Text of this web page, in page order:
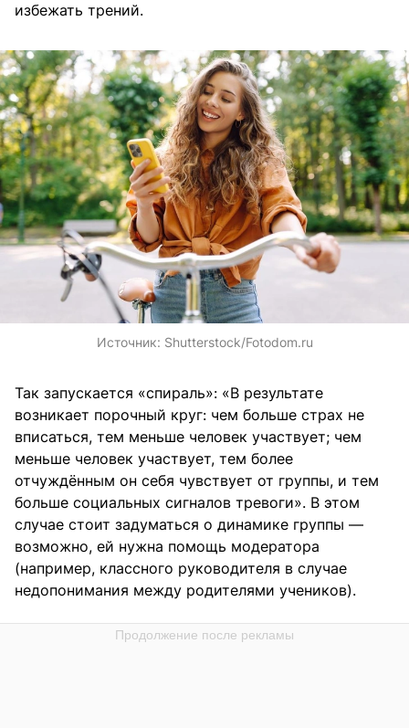
избежать трений.
Источник: Shutterstock/Fotodom.ru
Так запускается «спираль»: «В результате
возникает порочный круг: чем больше страх не
вписаться, тем меньше человек участвует; чем
меньше человек участвует, тем более
отчуждённым он себя чувствует от группы, и тем
больше социальных сигналов тревоги». В этом
случае стоит задуматься о динамике группы —
возможно, ей нужна помощь модератора
(например, классного руководителя в случае
недопонимания между родителями учеников).